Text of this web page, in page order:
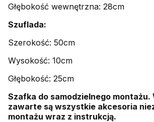
Głębokość wewnętrzna: 28cm
Szuflada:
Szerokość: 50cm
Wysokość: 10cm
Głębokość: 25cm
Szafka do samodzielnego montażu.
zawarte są wszystkie akcesoria
montażu wraz z instrukcją.